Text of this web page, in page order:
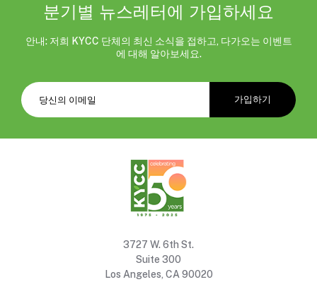
분기별 뉴스레터에 가입하세요
안내: 저희 KYCC 단체의 최신 소식을 접하고, 다가오는 이벤트
에 대해 알아보세요.
3727 W. 6th St.
Suite 300
Los Angeles, CA 90020